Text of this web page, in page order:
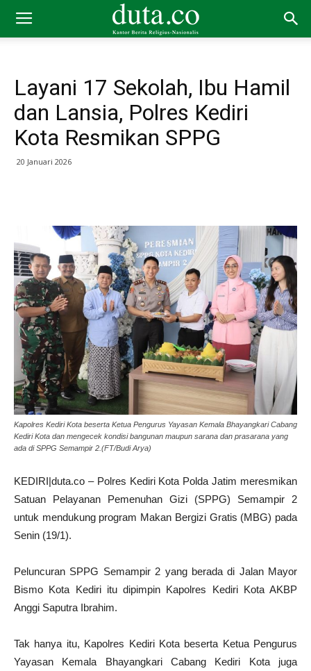
Layani 17 Sekolah, Ibu Hamil
dan Lansia, Polres Kediri
Kota Resmikan SPPG
20 Januari 2026
Kapolres Kediri Kota beserta Ketua Pengurus Yayasan Kemala Bhayangkari Cabang
Kediri Kota dan mengecek kondisi bangunan maupun sarana dan prasarana yang
ada di SPPG Semampir 2.(FT/Budi Arya)
KEDIRI|duta.co – Polres Kediri Kota Polda Jatim meresmikan
Satuan Pelayanan Pemenuhan Gizi (SPPG) Semampir 2
untuk mendukung program Makan Bergizi Gratis (MBG) pada
Senin (19/1).
Peluncuran SPPG Semampir 2 yang berada di Jalan Mayor
Bismo Kota Kediri itu dipimpin Kapolres Kediri Kota AKBP
Anggi Saputra Ibrahim.
Tak hanya itu, Kapolres Kediri Kota beserta Ketua Pengurus
Yayasan Kemala Bhayangkari Cabang Kediri Kota juga